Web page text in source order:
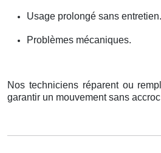
Usage prolongé sans entretien.
Problèmes mécaniques.
Nos techniciens réparent ou
garantir un mouvement sans